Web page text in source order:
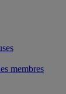
membres